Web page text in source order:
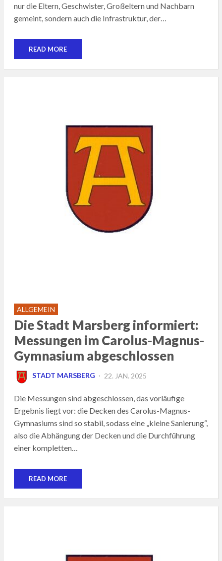
nur die Eltern, Geschwister, Großeltern und Nachbarn
gemeint, sondern auch die Infrastruktur, der…
READ MORE
ALLGEMEIN
Die Stadt Marsberg informiert:
Messungen im Carolus-Magnus-
Gymnasium abgeschlossen
STADT MARSBERG
POSTED
22. JAN. 2025
Die Messungen sind abgeschlossen, das vorläufige
Ergebnis liegt vor: die Decken des Carolus-Magnus-
Gymnasiums sind so stabil, sodass eine „kleine Sanierung“,
also die Abhängung der Decken und die Durchführung
einer kompletten…
READ MORE